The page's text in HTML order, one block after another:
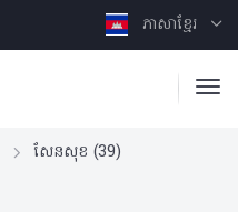
ភាសាខ្មែរ
សែនសុខ (39)